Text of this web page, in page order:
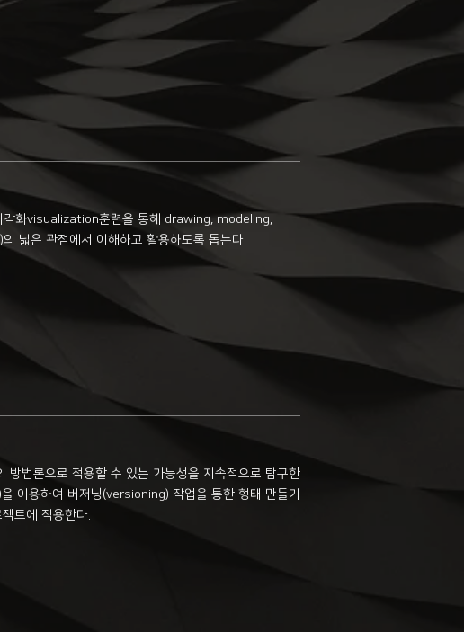
각화visualization훈련을 통해 drawing, modeling,
은 관점에서 이해하고 활용하도록 돕는다.
방법론으로 적용할 수 있는 가능성을 지속적으로 탐구한
이용하여 버저닝(versioning) 작업을 통한 형태 만들기
트에 적용한다.